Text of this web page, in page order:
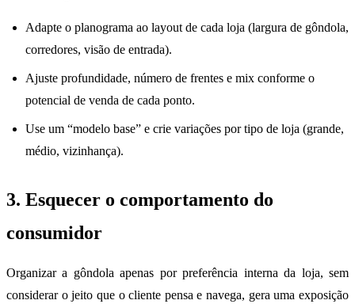
Adapte o planograma ao layout de cada loja (largura de gôndola,
corredores, visão de entrada).
Ajuste profundidade, número de frentes e mix conforme o
potencial de venda de cada ponto.
Use um “modelo base” e crie variações por tipo de loja (grande,
médio, vizinhança).
3. Esquecer o comportamento do
consumidor
Organizar a gôndola apenas por preferência interna da loja, sem
considerar o jeito que o cliente pensa e navega, gera uma exposição